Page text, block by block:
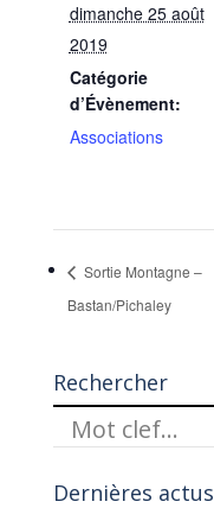
dimanche 25 août
2019
Catégorie
d’Évènement:
Associations
Sortie Montagne –
Bastan/Pichaley
Rechercher
Dernières actus